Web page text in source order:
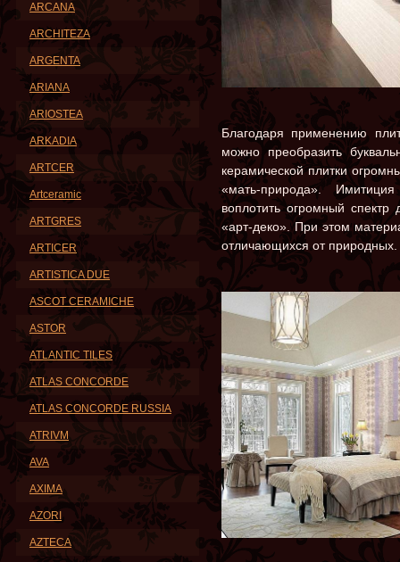
Благодаря применению
можно преобразить
керамической плитки
«мать-природа».
воплотить огромный
«арт-деко». При этом
отличающихся от природных.
ARCANA
ARCHITEZA
ARGENTA
ARIANA
ARIOSTEA
ARKADIA
ARTCER
Artceramic
ARTGRES
ARTICER
ARTISTICA DUE
ASCOT CERAMICHE
ASTOR
ATLANTIC TILES
ATLAS CONCORDE
ATLAS CONCORDE RUSSIA
ATRIVM
AVA
AXIMA
AZORI
AZTECA